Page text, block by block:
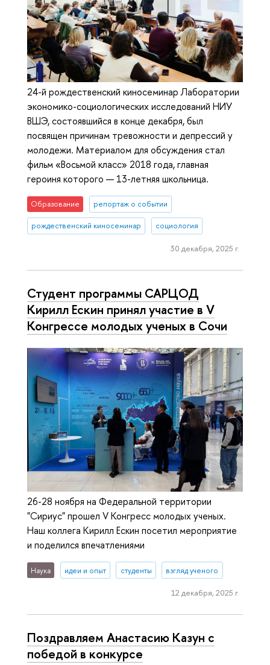
24-й рождественский киносеминар Лаборатории
экономико-социологических исследований НИУ
ВШЭ, состоявшийся в конце декабря, был
посвящен причинам тревожности и депрессий у
молодежи. Материалом для обсуждения стал
фильм «Восьмой класс» 2018 года, главная
героиня которого — 13-летняя школьница.
Образование репортаж о событии
рождественский киносеминар социология
30 декабря, 2025 г.
Студент программы САРЦОД
Кирилл Ескин принял участие в V
Конгрессе молодых ученых в Сочи
26-28 ноября на Федеральной территории
"Сириус" прошел V Конгресс молодых ученых.
Наш коллега Кирилл Ескин посетил мероприятие
и поделился впечатлениями
Наука идеи и опыт студенты взгляд ученого
12 декабря, 2025 г.
Поздравляем Анастасию Казун с
победой в конкурсе